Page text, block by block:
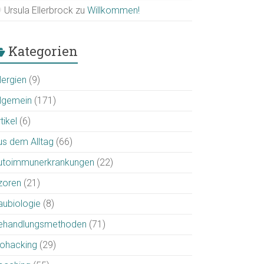
Ursula Ellerbrock zuWillkommen!
Kategorien
(9)
(171)
(6)
dem Alltag (66)
(22)
(21)
(8)
(71)
(29)